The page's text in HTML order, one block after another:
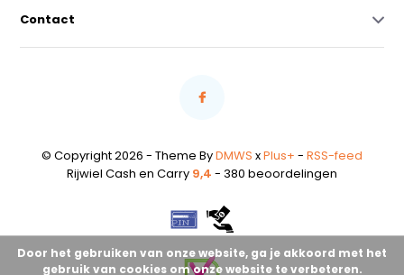
Contact
© Copyright 2026 - Theme ByDMWS xPlus+ - RSS-feed
Rijwiel Cash en Carry 9,4 - 380 beoordelingen
Door het gebruiken van onze website, ga je akkoord met het
gebruik van cookies om onze website te verbeteren.